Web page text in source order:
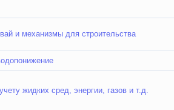
и механизмы для строительства
жидких сред, энергии, газов и т.д.